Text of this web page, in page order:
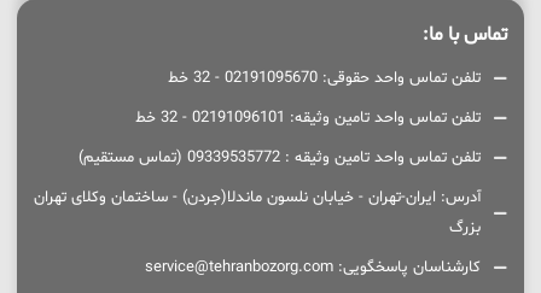
تماس با ما:
تلفن تماس واحد حقوقی: 02191095670 - 32 خط
تلفن تماس واحد تامین وثیقه: 02191096101 - 32 خط
تلفن تماس واحد تامین وثیقه : 09339535772 (تماس مستقیم)
آدرس: ایران-تهران - خیابان نلسون ماندلا(جردن) - ساختمان وکلای تهران
بزرگ
کارشناسان پاسخگویی: service@tehranbozorg.com